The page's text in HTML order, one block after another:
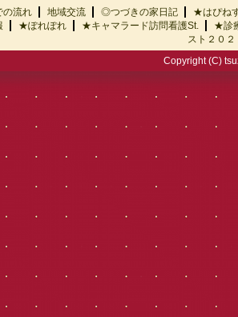
流れ 地域交流 ◎つづきの家日記
★はぴ
★ぽれぽれ ★キャマラード訪問看護St.
★診
スト２０２
Copyright (C)